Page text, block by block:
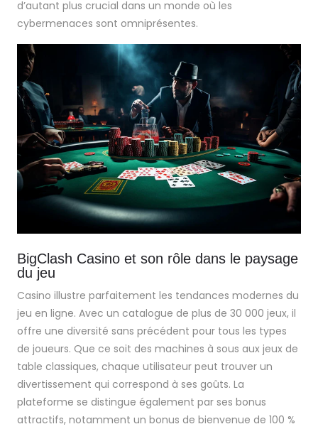
d’autant plus crucial dans un monde où les
cybermenaces sont omniprésentes.
BigClash Casino et son rôle dans le paysage
du jeu
Casino illustre parfaitement les tendances modernes du
jeu en ligne. Avec un catalogue de plus de 30 000 jeux, il
offre une diversité sans précédent pour tous les types
de joueurs. Que ce soit des machines à sous aux jeux de
table classiques, chaque utilisateur peut trouver un
divertissement qui correspond à ses goûts. La
plateforme se distingue également par ses bonus
attractifs, notamment un bonus de bienvenue de 100 %